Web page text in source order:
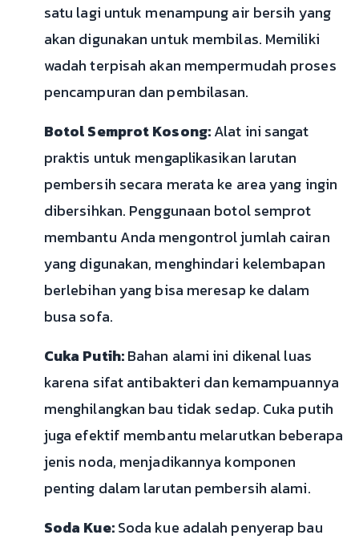
satu lagi untuk menampung air bersih yang
akan digunakan untuk membilas. Memiliki
wadah terpisah akan mempermudah proses
pencampuran dan pembilasan.
Botol Semprot Kosong:Alat ini sangat
praktis untuk mengaplikasikan larutan
pembersih secara merata ke area yang ingin
dibersihkan. Penggunaan botol semprot
membantu Anda mengontrol jumlah cairan
yang digunakan, menghindari kelembapan
berlebihan yang bisa meresap ke dalam
busa sofa.
Cuka Putih:Bahan alami ini dikenal luas
karena sifat antibakteri dan kemampuannya
menghilangkan bau tidak sedap. Cuka putih
juga efektif membantu melarutkan beberapa
jenis noda, menjadikannya komponen
penting dalam larutan pembersih alami.
Soda Kue:Soda kue adalah penyerap bau